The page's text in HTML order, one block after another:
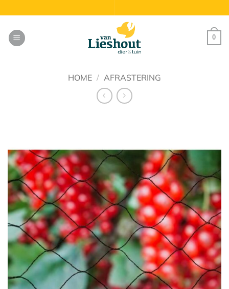
naar
inhoud
0
HOME / AFRASTERING